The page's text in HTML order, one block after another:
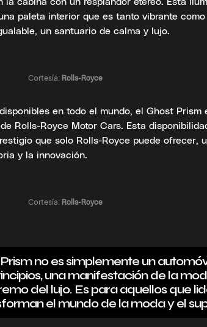
paleta interior que es tanto vibrante
un santuario de calma y lujo.
Cortesía: Rolls-Royce
en todo el mundo, el Ghost Prism
Rolls-Royce Motor Cars. Esta
que solo Rolls-Royce puede ofrecer,
y la innovación.
Cortesía: Rolls-Royce
no es simplemente un
una manifestación de la
del lujo. Es para aquellos que
el mundo de la moda y el